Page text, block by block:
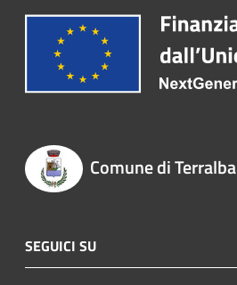
Comune di Terralba
SEGUICI SU